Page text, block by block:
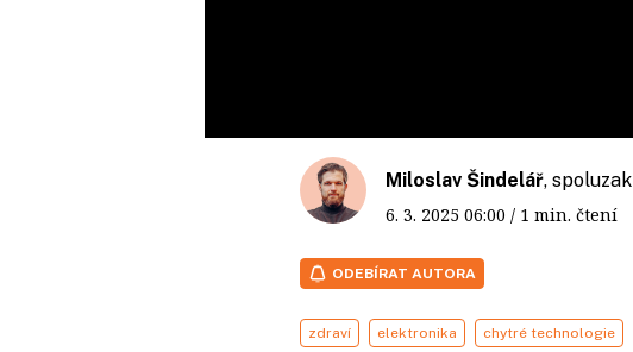
Miloslav Šindelář,
6. 3. 2025 06:00 / 1 min. čtení
ODEBÍRAT AUTORA
zdraví elektronika chytré technologie